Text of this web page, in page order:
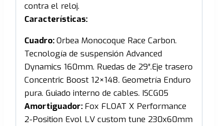
contra el reloj.
Características:
Cuadro:Orbea Monocoque Race Carbon.
Tecnología de suspensión Advanced
Dynamics 160mm. Ruedas de 29″.Eje trasero
Concentric Boost 12×148. Geometría Enduro
pura. Guiado interno de cables. ISCG05
Amortiguador: Fox FLOAT X Performance
2-Position Evol LV custom tune 230x60mm